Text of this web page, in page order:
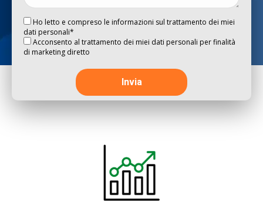
Ho letto e compreso le informazioni sul trattamento dei miei
dati personali*
Acconsento al trattamento dei miei dati personali per finalità
di marketing diretto